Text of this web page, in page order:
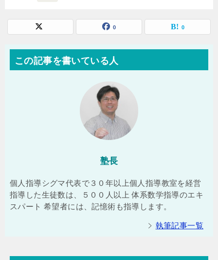
0 0
この記事を書いている人
塾長
個人指導シグマ代表で３０年以上個人指導教室を経営
指導した生徒数は、５００人以上 体系数学指導のエキ
スパート 希望者には、記憶術も指導します。
執筆記事一覧